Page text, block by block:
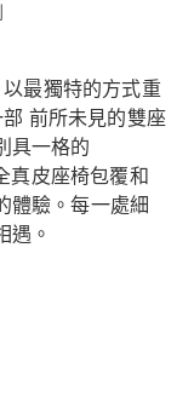
最獨特的方式重
前所未見的雙座
具一格的
真皮座椅包覆和
體驗。每一處細
遇。